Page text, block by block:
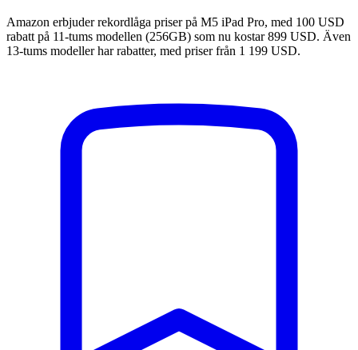
Amazon erbjuder rekordlåga priser på M5 iPad Pro, med 100 USD
rabatt på 11-tums modellen (256GB) som nu kostar 899 USD. Även
13-tums modeller har rabatter, med priser från 1 199 USD.